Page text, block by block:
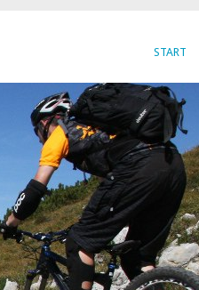
START